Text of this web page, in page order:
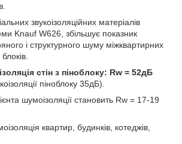
звукоізоляційних матеріалів
Knauf W626, збільшує показник
і структурного шуму міжквартирних
стін з піноблоку: Rw = 52дБ
піноблоку 35дБ).
шумоізоляції становить Rw = 17-19
квартир, будинків, котеджів,